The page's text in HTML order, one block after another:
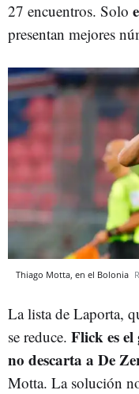
27 encuentros. Solo
presentan mejores
Thiago Motta, en el Bolonia
La lista de Laporta,
se reduce. Flick es
no descarta a De
Motta. La solución